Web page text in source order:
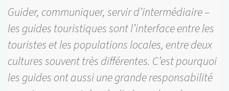
Guider, communiquer, servir d’intermédiaire –
les guides touristiques sont l’interface entre les
touristes et les populations locales, entre deux
cultures souvent très différentes. C’est pourquoi
les guides ont aussi une grande responsabilité